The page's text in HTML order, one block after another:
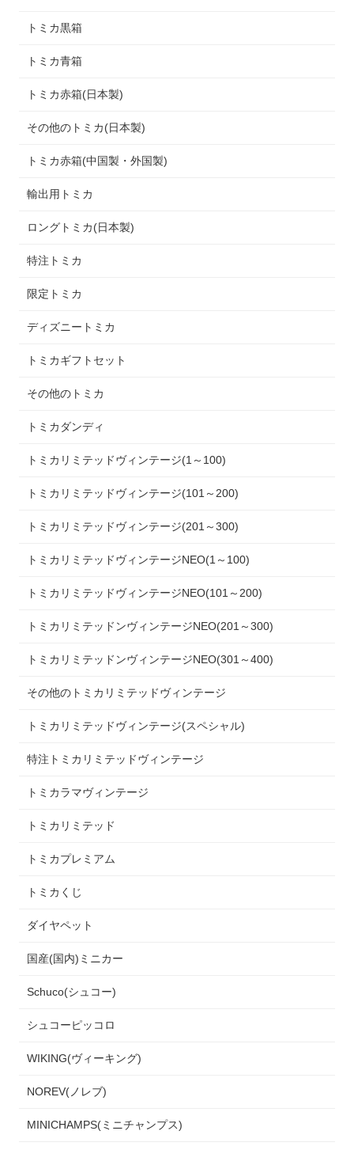
トミカ黒箱
トミカ青箱
トミカ赤箱(日本製)
その他のトミカ(日本製)
トミカ赤箱(中国製・外国製)
輸出用トミカ
ロングトミカ(日本製)
特注トミカ
限定トミカ
ディズニートミカ
トミカギフトセット
その他のトミカ
トミカダンディ
トミカリミテッドヴィンテージ(1～100)
トミカリミテッドヴィンテージ(101～200)
トミカリミテッドヴィンテージ(201～300)
トミカリミテッドヴィンテージNEO(1～100)
トミカリミテッドヴィンテージNEO(101～200)
トミカリミテッドンヴィンテージNEO(201～300)
トミカリミテッドンヴィンテージNEO(301～400)
その他のトミカリミテッドヴィンテージ
トミカリミテッドヴィンテージ(スペシャル)
特注トミカリミテッドヴィンテージ
トミカラマヴィンテージ
トミカリミテッド
トミカプレミアム
トミカくじ
ダイヤペット
国産(国内)ミニカー
Schuco(シュコー)
シュコーピッコロ
WIKING(ヴィーキング)
NOREV(ノレブ)
MINICHAMPS(ミニチャンプス)